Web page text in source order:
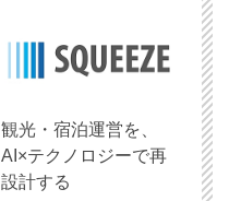
観光・宿泊運営を、
AI×テクノロジーで再
設計する